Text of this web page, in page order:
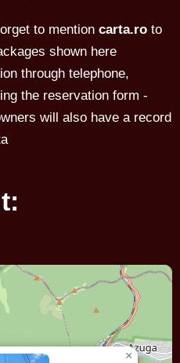
to mention carta.ro to
shown here
through telephone,
the reservation form -
will also have a record
×